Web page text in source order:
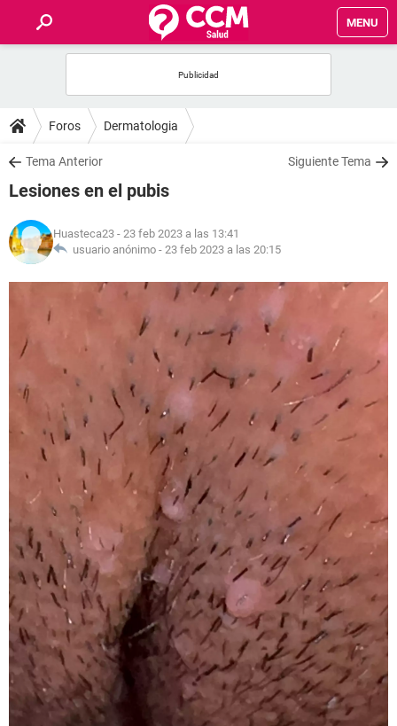
MENU
FOROS
SALUD
NUTRICIÓN
SEXUALIDAD
GLOSARIO
Foros Dermatologia
Tema Anterior Siguiente Tema
Lesiones en el pubis
Huasteca23 - 23 feb 2023 a las 13:41
usuario anónimo - 23 feb 2023 a las 20:15